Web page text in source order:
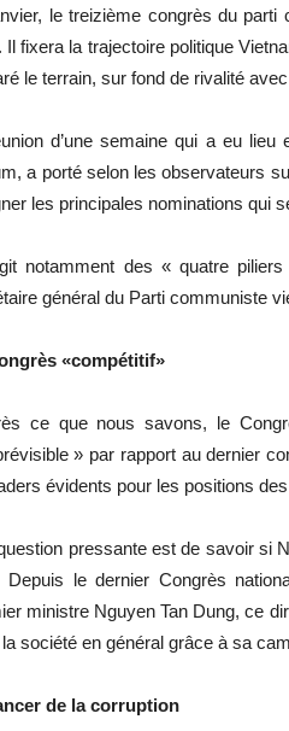
le treizième congrès du
Il fixera la trajectoire politique
le terrain, sur fond de rivalité
d’une semaine qui a eu
a porté selon les observateurs
les principales nominations qui
notamment des « quatre
général du Parti communiste
«compétitif»
ce que nous savons, le
» par rapport au dernier
évidents pour les positions
pressante est de savoir si
Depuis le dernier Congrès
ministre Nguyen Tan Dung, ce
société en général grâce à sa
de la corruption